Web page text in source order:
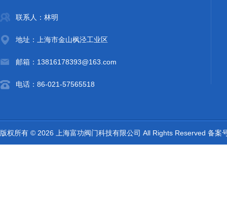
联系人：林明
地址：上海市金山枫泾工业区
邮箱：13816178393@163.com
电话：86-021-57565518
版权所有 © 2026 上海富功阀门科技有限公司 All Rights Reserved 备案